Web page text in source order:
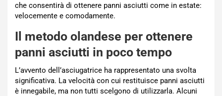
che consentirà di ottenere panni asciutti come in estate:
velocemente e comodamente.
Il metodo olandese per ottenere
panni asciutti in poco tempo
L’avvento dell’asciugatrice ha rappresentato una svolta
significativa. La velocità con cui restituisce panni asciutti
è innegabile, ma non tutti scelgono di utilizzarla. Alcuni